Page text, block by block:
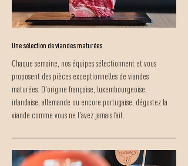
Une sélection de viandes maturées
Chaque semaine, nos équipes sélectionnent et vous
proposent des pièces exceptionnelles de viandes
maturées. D'origine française, luxembourgeoise,
irlandaise, allemande ou encore portugaise, dégustez la
viande comme vous ne l'avez jamais fait.